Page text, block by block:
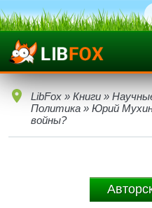
LibFox » Книги »
Политика » Юрий
войны?